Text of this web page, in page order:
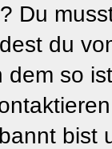
Du
du
dem so
bist